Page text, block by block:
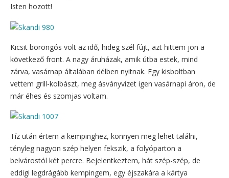
Isten hozott!
Kicsit borongós volt az idő, hideg szél fújt, azt hittem jön a
következő front. A nagy áruházak, amik útba estek, mind
zárva, vasárnap általában délben nyitnak. Egy kisboltban
vettem grill-kolbászt, meg ásványvizet igen vasárnapi áron, de
már éhes és szomjas voltam.
Tíz után értem a kempinghez, könnyen meg lehet találni,
tényleg nagyon szép helyen fekszik, a folyóparton a
belvárostól két percre. Bejelentkeztem, hát szép-szép, de
eddigi legdrágább kempingem, egy éjszakára a kártya